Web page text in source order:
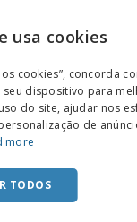
usa cookies
cookies”, concorda
dispositivo para
do site, ajudar nos
de
more
TODOS